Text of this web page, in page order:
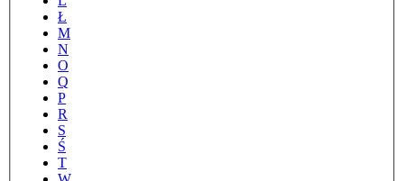
Ł
M
N
O
Q
P
R
S
Ś
T